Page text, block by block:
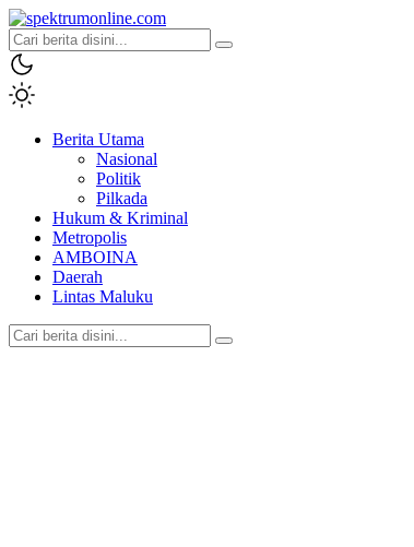
spektrumonline.com
Berita Utama
Nasional
Politik
Pilkada
Hukum & Kriminal
Metropolis
AMBOINA
Daerah
Lintas Maluku